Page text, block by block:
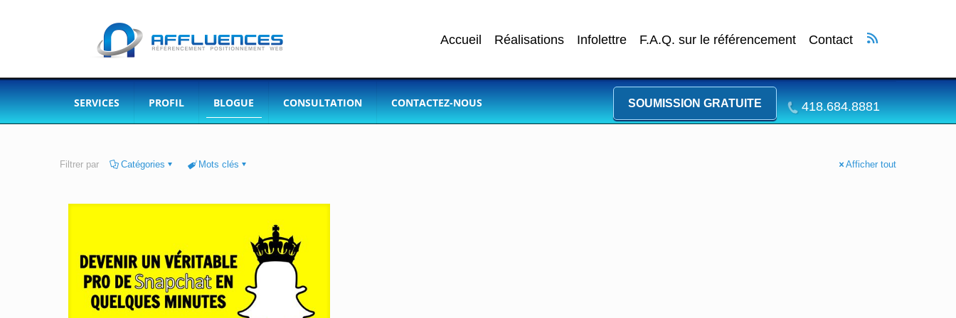
SERVICES PROFIL BLOGUE CONSULTATION CONTACTEZ-NOUS
Accueil Réalisations Infolettre F.A.Q. sur le référencement Contact
SOUMISSION GRATUITE 418.684.8881
Filtrer par Catégories Mots clés Afficher tout